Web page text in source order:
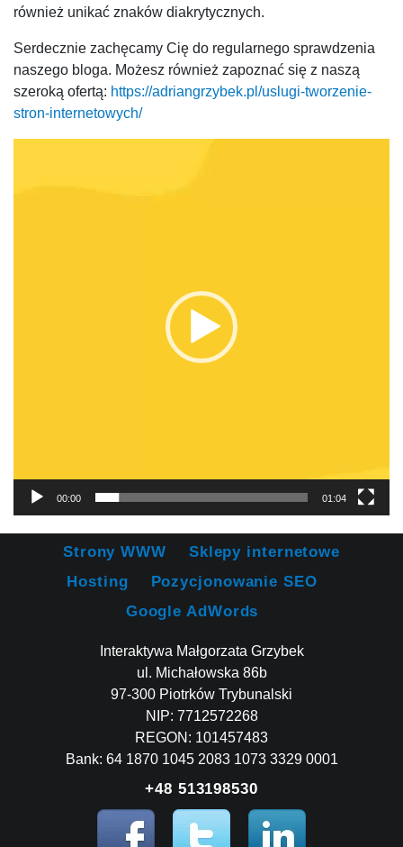
również unikać znaków diakrytycznych.
Serdecznie zachęcamy Cię do regularnego sprawdzenia
naszego bloga. Możesz również zapoznać się z naszą
szeroką ofertą: https://adriangrzybek.pl/uslugi-tworzenie-
stron-internetowych/
00:00 01:04
Strony WWW
Sklepy internetowe
Hosting
Pozycjonowanie SEO
Google AdWords
Interaktywa Małgorzata Grzybek
ul. Michałowska 86b
97-300 Piotrków Trybunalski
NIP: 7712572268
REGON: 101457483
Bank: 64 1870 1045 2083 1073 3329 0001
+48 513198530